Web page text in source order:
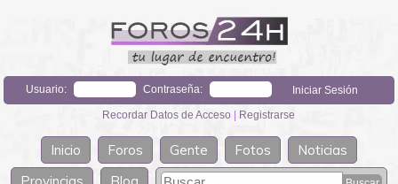
Usuario: Contraseña:
Recordar Datos de Acceso | Registrarse
Inicio Foros Gente Fotos
Noticias
Provincias
Blog